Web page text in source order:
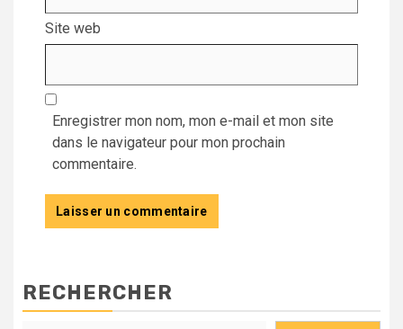
Site web
Enregistrer mon nom, mon e-mail et mon site
dans le navigateur pour mon prochain
commentaire.
RECHERCHER